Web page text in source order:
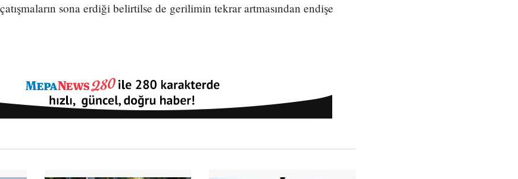
sona erdiği belirtilse de gerilimin tekrar artmasından endişe